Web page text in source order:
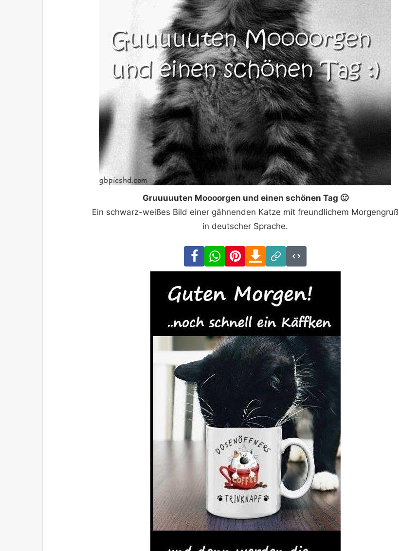
Gruuuuuten Moooorgen und einen schönen Tag 🙂
Ein schwarz-weißes Bild einer gähnenden Katze mit freundlichem Morgengruß
in deutscher Sprache.
FacebookWhatsAppPinterestDownload
Link